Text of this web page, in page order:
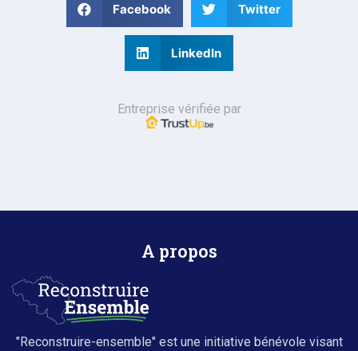
Facebook Twitter
LinkedIn
Entreprise vérifiée par
A propos
"Reconstruire-ensemble" est une initiative bénévole visant